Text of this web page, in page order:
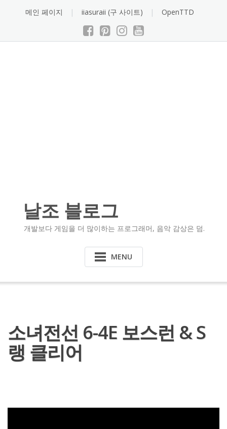
메인 페이지 iiasuraii (구 사이트) OpenTTD
날조 블로그
개발보다 게임을 더 많이하는 프로그래머, 음악 감상은 덤.
MENU
소녀전선 6-4E 보스런 & S
랭 클리어